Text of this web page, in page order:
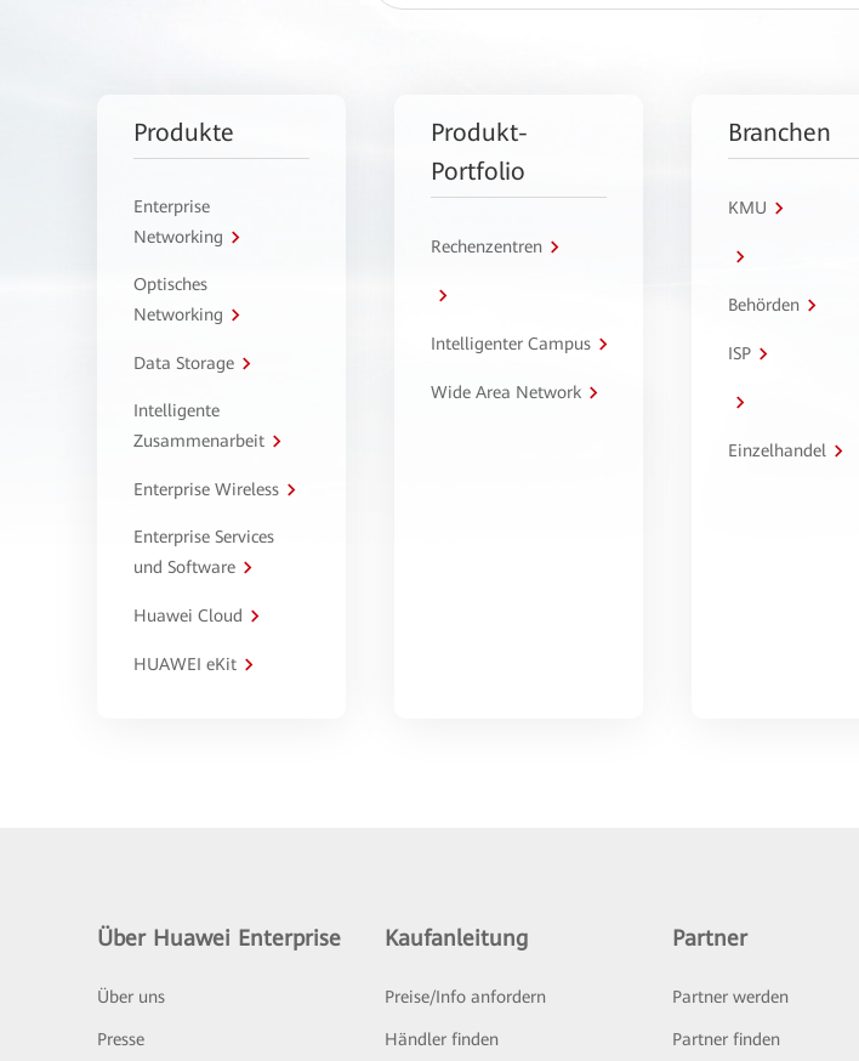
Produkte
Enterprise
Networking
Optisches
Networking
Data Storage
Intelligente
Zusammenarbeit
Enterprise Wireless
Enterprise Services
und Software
Huawei Cloud
HUAWEI eKit
Produkt-
Portfolio
Rechenzentren
Intelligenter Campus
Wide Area Network
Branchen
KMU
Behörden
ISP
Einzelhandel
Über Huawei Enterprise
Über uns
Presse
Kaufanleitung
Preise/Info anfordern
Händler finden
Partner
Partner werden
Partner finden